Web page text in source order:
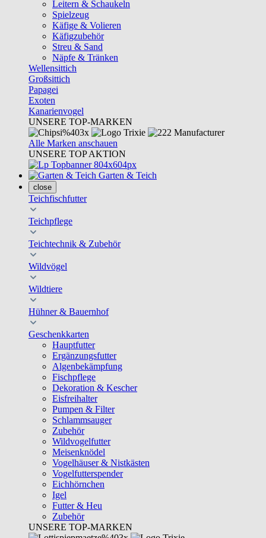
Leitern & Schaukeln
Spielzeug
Käfige & Volieren
Käfigzubehör
Streu & Sand
Näpfe & Tränken
Wellensittich
Großsittich
Papagei
Exoten
Kanarienvogel
UNSERE TOP-MARKEN
Alle Marken anschauen
UNSERE TOP AKTION
Garten & Teich
close
Teichfischfutter
Teichpflege
Teichtechnik & Zubehör
Wildvögel
Wildtiere
Hühner & Bauernhof
Geschenkkarten
Hauptfutter
Ergänzungsfutter
Algenbekämpfung
Fischpflege
Dekoration & Kescher
Eisfreihalter
Pumpen & Filter
Schlammsauger
Zubehör
Wildvogelfutter
Meisenknödel
Vogelhäuser & Nistkästen
Vogelfutterspender
Eichhörnchen
Igel
Futter & Heu
Zubehör
UNSERE TOP-MARKEN